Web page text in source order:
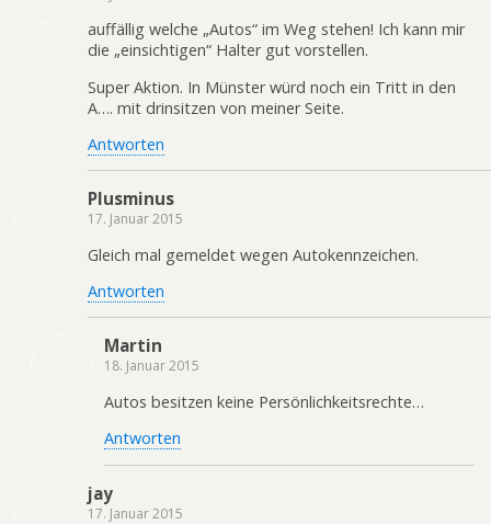
auffällig welche „Autos“ im Weg stehen! Ich kann mir
die „einsichtigen“ Halter gut vorstellen.
Super Aktion. In Münster würd noch ein Tritt in den
A…. mit drinsitzen von meiner Seite.
Antworten
Plusminus
17. Januar 2015
Gleich mal gemeldet wegen Autokennzeichen.
Antworten
Martin
18. Januar 2015
Autos besitzen keine Persönlichkeitsrechte…
Antworten
jay
17. Januar 2015